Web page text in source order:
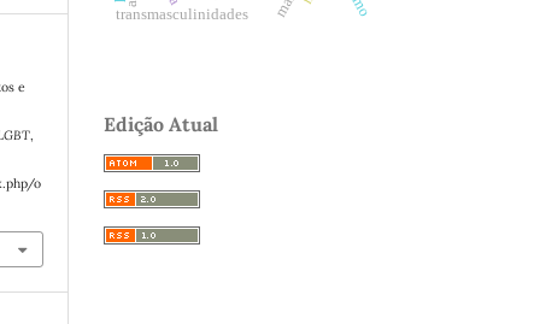
e
o
transmasculinidades
Edição Atual